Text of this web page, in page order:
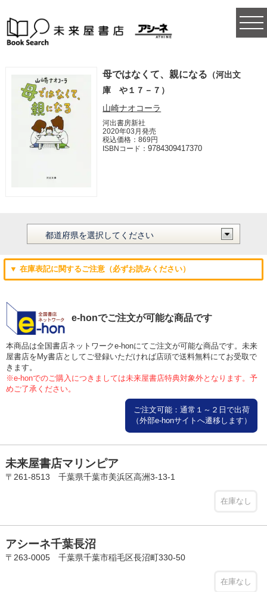
母ではなくて、親になる （河出文
庫 や１７－７）
山崎ナオコーラ
河出書房新社
2020年03月発売
税込価格：869円
ISBNコード：9784309417370
▼ 在庫表記に関するご注意（必ずお読みください）
e-honでご注文が可能な商品です
本商品は全国書店ネットワークe-honにてご注文が可能な商品です。未来
屋書店をMy書店としてご登録いただければ店頭で送料無料にてお受取で
きます。
※e-honでのご購入につきましては未来屋書店特典対象外となります。予
めご了承ください。
ご注文可能：通常１～２日で出荷
（外部e-honサイトへ遷移します）
未来屋書店マリンピア
〒261-8513 千葉県千葉市美浜区高洲3-13-1
在庫なし
アシーネ千葉長沼
〒263-0005 千葉県千葉市稲毛区長沼町330-50
在庫なし